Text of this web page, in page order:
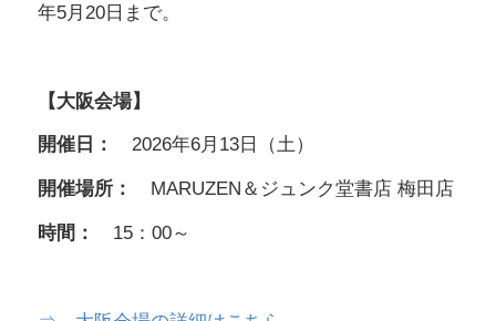
年5月20日まで。
【大阪会場】
開催日： 2026年6月13日（土）
開催場所： MARUZEN＆ジュンク堂書店 梅田店
時間： 15：00～